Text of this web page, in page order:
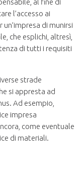
al fine di
l’accesso ai
di munirsi
che esplichi, altresì,
di tutti i requisiti
strade
si appresta ad
Ad esempio,
impresa
come eventuale
di materiali.